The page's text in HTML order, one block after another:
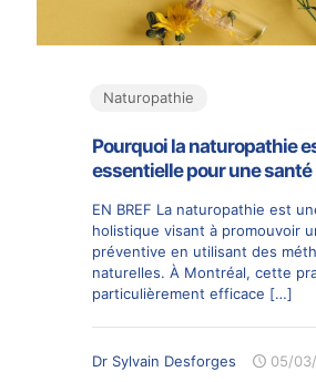
Naturopathie
Pourquoi la naturopathie
essentielle pour une
EN BREF La naturopathie est
holistique visant à promouvoir
préventive en utilisant des
naturelles. À Montréal, cette
particulièrement efficace […]
Dr Sylvain Desforges 05/